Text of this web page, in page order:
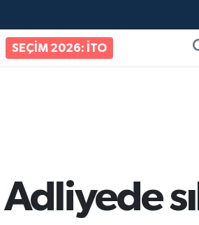
SEÇİM 2026: İTO